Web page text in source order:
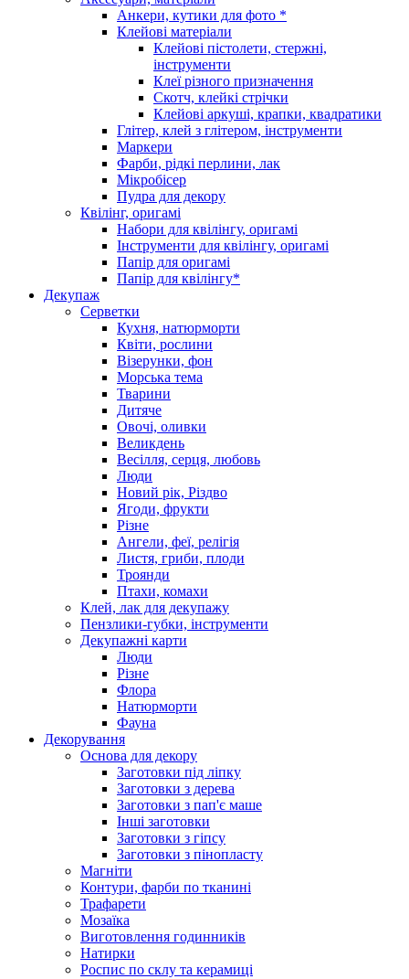
Анкери, кутики для фото *
Клейові матеріали
Клейові пістолети, стержні,
інструменти
Клеї різного призначення
Скотч, клейкі стрічки
Клейові аркуші, крапки, квадратики
Глітер, клей з глітером, інструменти
Маркери
Фарби, рідкі перлини, лак
Мікробісер
Пудра для декору
Квілінг, оригамі
Набори для квілінгу, оригамі
Інструменти для квілінгу, оригамі
Папір для оригамі
Папір для квілінгу*
Декупаж
Серветки
Кухня, натюрморти
Квіти, рослини
Візерунки, фон
Морська тема
Тварини
Дитяче
Овочі, оливки
Великдень
Весілля, серця, любовь
Люди
Новий рік, Різдво
Ягоди, фрукти
Різне
Ангели, феї, релігія
Листя, гриби, плоди
Троянди
Птахи, комахи
Клей, лак для декупажу
Пензлики-губки, інструменти
Декупажні карти
Люди
Різне
Флора
Натюрморти
Фауна
Декорування
Основа для декору
Заготовки під ліпку
Заготовки з дерева
Заготовки з пап'є маше
Інші заготовки
Заготовки з гіпсу
Заготовки з пінопласту
Магніти
Контури, фарби по тканині
Трафарети
Мозаїка
Виготовлення годинників
Натирки
Роспис по склу та керамиці